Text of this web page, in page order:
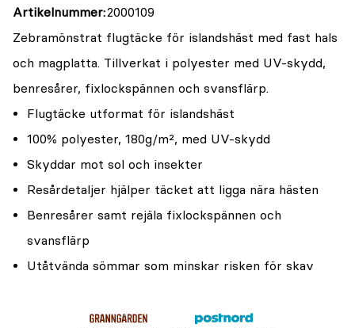
Artikelnummer 2000109
Zebramönstrat flugtäcke för islandshäst med fast hals
och magplatta. Tillverkat i polyester med UV-skydd,
benresårer, fixlockspännen och svansflärp.
Flugtäcke utformat för islandshäst
100% polyester, 180g/m², med UV-skydd
Skyddar mot sol och insekter
Resårdetaljer hjälper täcket att ligga nära hästen
Benresårer samt rejäla fixlockspännen och
svansflärp
Utåtvända sömmar som minskar risken för skav